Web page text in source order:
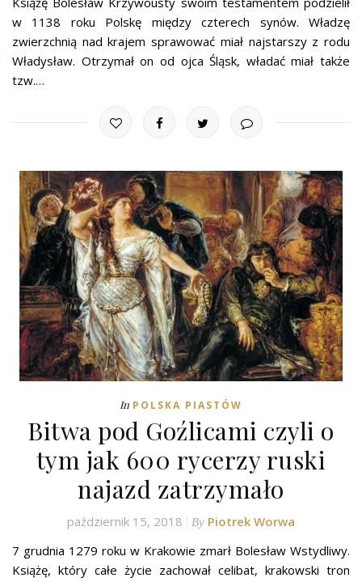
w 1138 roku Polskę między czterech synów. Władzę
zwierzchnią nad krajem sprawować miał najstarszy z rodu
Władysław. Otrzymał on od ojca Śląsk, władać miał także
tzw.…
In POLSKA PIASTÓW
Bitwa pod Goźlicami czyli o
tym jak 600 rycerzy ruski
najazd zatrzymało
październik 15, 2018 By Piotrek Worwa
7 grudnia 1279 roku w Krakowie zmarł Bolesław Wstydliwy.
Książę, który całe życie zachował celibat, krakowski tron